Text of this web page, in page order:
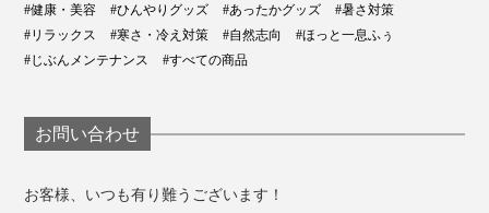
#健康・美容 #ひんやりグッズ #あったかグッズ
#暑さ対策
#リラックス
#寒さ・冷え対策 #自然志向
#ほっと一息ふぅ
#じぶんメンテナンス
#すべての商品
お問い合わせ
お客様、いつも有り難うございます！